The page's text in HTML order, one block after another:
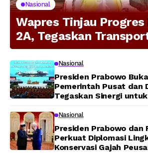
Nasional
Wapres Tinjau Progres
2A, Tegaskan
Modern Jadi Prioritas
Nasional
Presiden Prabowo
Pemerintah Pusat dan
Tegaskan Sinergi
Nasional
Presiden Prabowo dan
Perkuat Diplomasi
Konservasi Gajah